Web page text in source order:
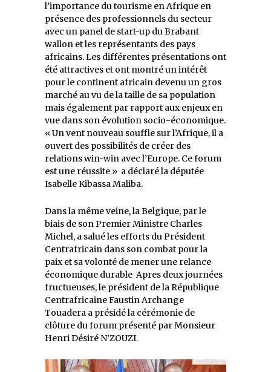
l’importance du tourisme en Afrique en
présence des professionnels du secteur
avec un panel de start-up du Brabant
wallon et les représentants des pays
africains. Les différentes présentations ont
été attractives et ont montré un intérêt
pour le continent africain devenu un gros
marché au vu de la taille de sa population
mais également par rapport aux enjeux en
vue dans son évolution socio-économique.
« Un vent nouveau souffle sur l’Afrique, il a
ouvert des possibilités de créer des
relations win-win avec l’Europe. Ce forum
est une réussite » a déclaré la députée
Isabelle Kibassa Maliba.
Dans la même veine, la Belgique, par le
biais de son Premier Ministre Charles
Michel, a salué les efforts du Président
Centrafricain dans son combat pour la
paix et sa volonté de mener une relance
économique durable Apres deux journées
fructueuses, le président de la République
Centrafricaine Faustin Archange
Touadera a présidé la cérémonie de
clôture du forum présenté par Monsieur
Henri Désiré N’ZOUZI.